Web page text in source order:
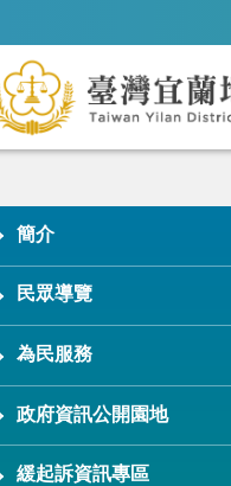
簡介
民眾導覽
為民服務
政府資訊公開園地
緩起訴資訊專區